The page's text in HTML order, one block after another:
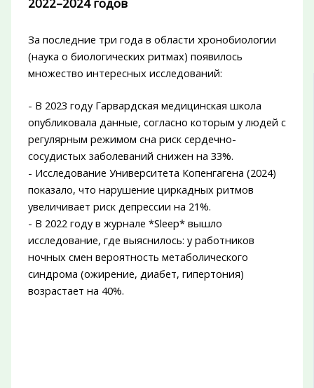
За последние три года в области хронобиологии
(наука о биологических ритмах) появилось
множество интересных исследований:
- В 2023 году Гарвардская медицинская школа
опубликовала данные, согласно которым у людей с
регулярным режимом сна риск сердечно-
сосудистых заболеваний снижен на 33%.
- Исследование Университета Копенгагена (2024)
показало, что нарушение циркадных ритмов
увеличивает риск депрессии на 21%.
- В 2022 году в журнале *Sleep* вышло
исследование, где выяснилось: у работников
ночных смен вероятность метаболического
синдрома (ожирение, диабет, гипертония)
возрастает на 40%.